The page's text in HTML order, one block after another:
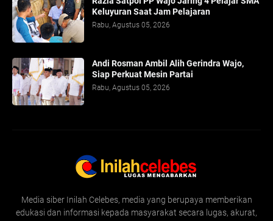
Keluyuran Saat Jam Pelajaran
Rabu, Agustus 05, 2026
Andi Rosman Ambil Alih Gerindra Wajo,
Siap Perkuat Mesin Partai
Rabu, Agustus 05, 2026
Media siber Inilah Celebes, media yang berupaya memberikan
edukasi dan informasi kepada masyarakat secara lugas, akurat,